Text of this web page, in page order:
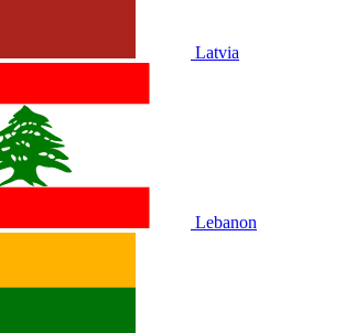
Latvia
Lebanon